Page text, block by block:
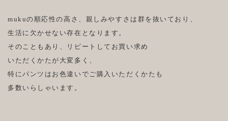
mukuの順応性の高さ、親しみやすさは群を抜いており、
生活に欠かせない存在となります。
そのこともあり、リピートしてお買い求め
いただくかたが大変多く、
特にパンツはお色違いでご購入いただくかたも
多数いらしゃいます。